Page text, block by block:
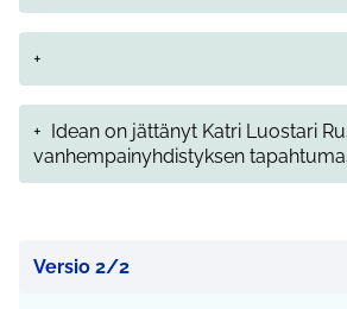
+
+
Idean on jättänyt Katri Luostari
vanhempainyhdistyksen
Versio 2/2